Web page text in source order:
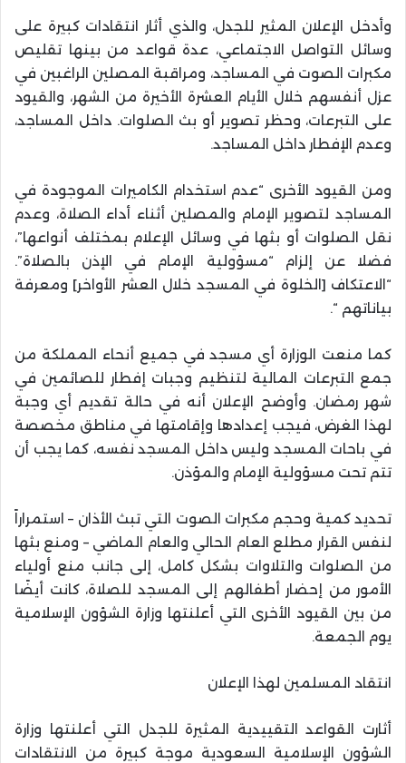
وأدخل الإعلان المثير للجدل، والذي أثار انتقادات كبيرة على
وسائل التواصل الاجتماعي، عدة قواعد من بينها تقليص
مكبرات الصوت في المساجد، ومراقبة المصلين الراغبين في
عزل أنفسهم خلال الأيام العشرة الأخيرة من الشهر، والقيود
على التبرعات، وحظر تصوير أو بث الصلوات. داخل المساجد،
وعدم الإفطار داخل المساجد.
ومن القيود الأخرى “عدم استخدام الكاميرات الموجودة في
المساجد لتصوير الإمام والمصلين أثناء أداء الصلاة، وعدم
نقل الصلوات أو بثها في وسائل الإعلام بمختلف أنواعها”،
فضلا عن إلزام “مسؤولية الإمام في الإذن بالصلاة”.
“الاعتكاف [الخلوة في المسجد خلال العشر الأواخر] ومعرفة
بياناتهم “.
كما منعت الوزارة أي مسجد في جميع أنحاء المملكة من
جمع التبرعات المالية لتنظيم وجبات إفطار للصائمين في
شهر رمضان. وأوضح الإعلان أنه في حالة تقديم أي وجبة
لهذا الغرض، فيجب إعدادها وإقامتها في مناطق مخصصة
في باحات المسجد وليس داخل المسجد نفسه، كما يجب أن
تتم تحت مسؤولية الإمام والمؤذن.
تحديد كمية وحجم مكبرات الصوت التي تبث الأذان – استمراراً
لنفس القرار مطلع العام الحالي والعام الماضي – ومنع بثها
من الصلوات والتلاوات بشكل كامل، إلى جانب منع أولياء
الأمور من إحضار أطفالهم إلى المسجد للصلاة، كانت أيضًا
من بين القيود الأخرى التي أعلنتها وزارة الشؤون الإسلامية
يوم الجمعة.
انتقاد المسلمين لهذا الإعلان
أثارت القواعد التقييدية المثيرة للجدل التي أعلنتها وزارة
الشؤون الإسلامية السعودية موجة كبيرة من الانتقادات